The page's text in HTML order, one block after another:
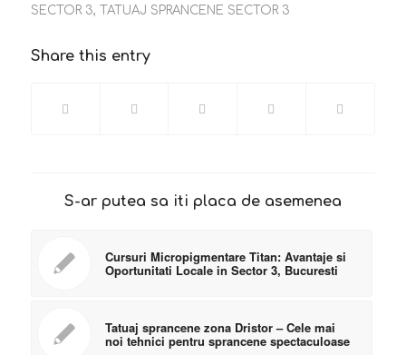
SECTOR 3, TATUAJ SPRANCENE SECTOR 3
Share this entry
S-ar putea sa iti placa de asemenea
Cursuri Micropigmentare Titan: Avantaje si
Oportunitati Locale in Sector 3, Bucuresti
Tatuaj sprancene zona Dristor – Cele mai
noi tehnici pentru sprancene spectaculoase